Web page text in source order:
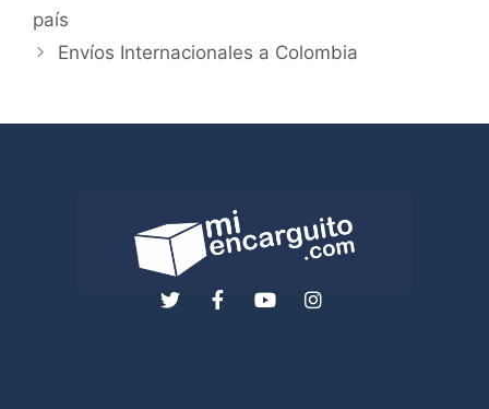
país
Envíos Internacionales a Colombia